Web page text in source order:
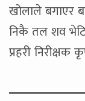
खोलाले बगाएर
निकै तल शव
प्रहरी निरीक्षक